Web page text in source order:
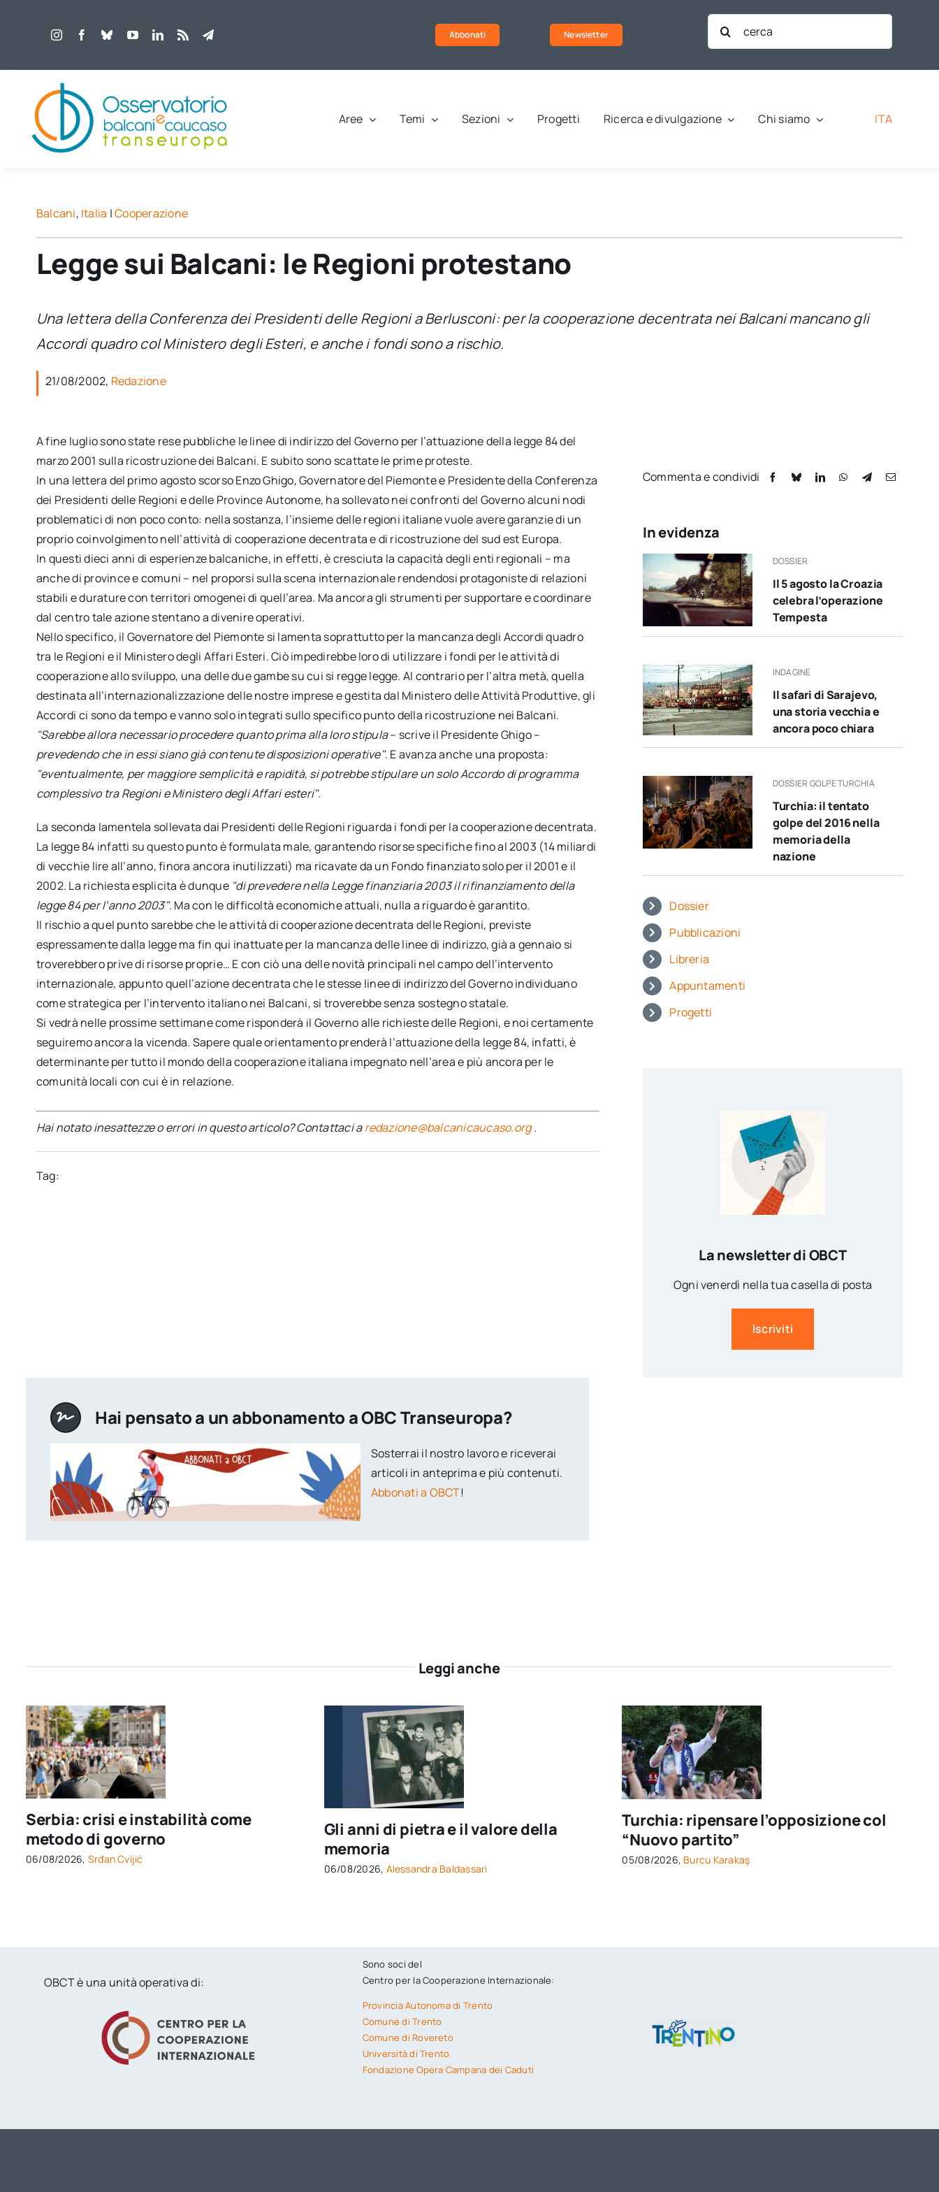
Abbonati Newsletter
Cerca
per:
Aree Temi Sezioni Progetti Ricerca e divulgazione Chi siamo ITA
Balcani, Italia |Cooperazione
Legge sui Balcani: le Regioni protestano
Una lettera della Conferenza dei Presidenti delle Regioni a Berlusconi: per la cooperazione decentrata nei Balcani mancano gli
Accordi quadro col Ministero degli Esteri, e anche i fondi sono a rischio.
21/08/2002, Redazione
A fine luglio sono state rese pubbliche le linee di indirizzo del Governo per l’attuazione della legge 84 del
marzo 2001 sulla ricostruzione dei Balcani. E subito sono scattate le prime proteste.
In una lettera del primo agosto scorso Enzo Ghigo, Governatore del Piemonte e Presidente della Conferenza
dei Presidenti delle Regioni e delle Province Autonome, ha sollevato nei confronti del Governo alcuni nodi
problematici di non poco conto: nella sostanza, l’insieme delle regioni italiane vuole avere garanzie di un
proprio coinvolgimento nell’attività di cooperazione decentrata e di ricostruzione del sud est Europa.
In questi dieci anni di esperienze balcaniche, in effetti, è cresciuta la capacità degli enti regionali – ma
anche di province e comuni – nel proporsi sulla scena internazionale rendendosi protagoniste di relazioni
stabili e durature con territori omogenei di quell’area. Ma ancora gli strumenti per supportare e coordinare
dal centro tale azione stentano a divenire operativi.
Nello specifico, il Governatore del Piemonte si lamenta soprattutto per la mancanza degli Accordi quadro
tra le Regioni e il Ministero degli Affari Esteri. Ciò impedirebbe loro di utilizzare i fondi per le attività di
cooperazione allo sviluppo, una delle due gambe su cui si regge legge. Al contrario per l’altra metà, quella
destinata all’internazionalizzazione delle nostre imprese e gestita dal Ministero delle Attività Produttive, gli
Accordi ci sono da tempo e vanno solo integrati sullo specifico punto della ricostruzione nei Balcani.
"Sarebbe allora necessario procedere quanto prima alla loro stipula– scrive il Presidente Ghigo –
prevedendo che in essi siano già contenute disposizioni operative". E avanza anche una proposta:
"eventualmente, per maggiore semplicità e rapidità, si potrebbe stipulare un solo Accordo di programma
complessivo tra Regioni e Ministero degli Affari esteri".
La seconda lamentela sollevata dai Presidenti delle Regioni riguarda i fondi per la cooperazione decentrata.
La legge 84 infatti su questo punto è formulata male, garantendo risorse specifiche fino al 2003 (14 miliardi
di vecchie lire all’anno, finora ancora inutilizzati) ma ricavate da un Fondo finanziato solo per il 2001 e il
2002. La richiesta esplicita è dunque "di prevedere nella Legge finanziaria 2003 il rifinanziamento della
legge 84 per l’anno 2003". Ma con le difficoltà economiche attuali, nulla a riguardo è garantito.
Il rischio a quel punto sarebbe che le attività di cooperazione decentrata delle Regioni, previste
espressamente dalla legge ma fin qui inattuate per la mancanza delle linee di indirizzo, già a gennaio si
troverebbero prive di risorse proprie… E con ciò una delle novità principali nel campo dell’intervento
internazionale, appunto quell’azione decentrata che le stesse linee di indirizzo del Governo individuano
come strategica per l’intervento italiano nei Balcani, si troverebbe senza sostegno statale.
Si vedrà nelle prossime settimane come risponderà il Governo alle richieste delle Regioni, e noi certamente
seguiremo ancora la vicenda. Sapere quale orientamento prenderà l’attuazione della legge 84, infatti, è
determinante per tutto il mondo della cooperazione italiana impegnato nell’area e più ancora per le
comunità locali con cui è in relazione.
Hai notato inesattezze o errori in questo articolo? Contattaci aredazione@balcanicaucaso.org.
Tag:
Commenta e condividi
In evidenza
DOSSIER
Il 5 agosto la Croazia
celebra l’operazione
Tempesta
INDAGINE
Il safari di Sarajevo,
una storia vecchia e
ancora poco chiara
DOSSIER GOLPE TURCHIA
Turchia: il tentato
golpe del 2016 nella
memoria della
nazione
Dossier
Pubblicazioni
Libreria
Appuntamenti
Progetti
La newsletter di OBCT
Ogni venerdì nella tua casella di posta
Iscriviti
Hai pensato a un abbonamento a OBC Transeuropa?
Sosterrai il nostro lavoro e riceverai
articoli in anteprima e più contenuti.
Abbonati a OBCT!
Leggi anche
Serbia: crisi e instabilità come
metodo di governo
06/08/2026, Srđan Cvijić
Gli anni di pietra e il valore della
memoria
06/08/2026, Alessandra Baldassari
Turchia: ripensare l’opposizione col
“Nuovo partito”
05/08/2026, Burcu Karakaş
OBCT è una unità operativa di:
Sono soci del
Centro per la Cooperazione Internazionale:
Provincia Autonoma di Trento
Comune di Trento
Comune di Rovereto
Università di Trento
Fondazione Opera Campana dei Caduti